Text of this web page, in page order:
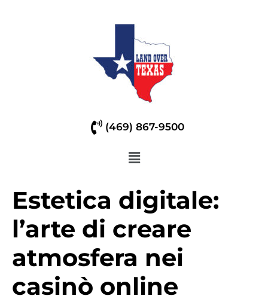
(469) 867-9500
Estetica digitale:
l’arte di creare
atmosfera nei
casinò online